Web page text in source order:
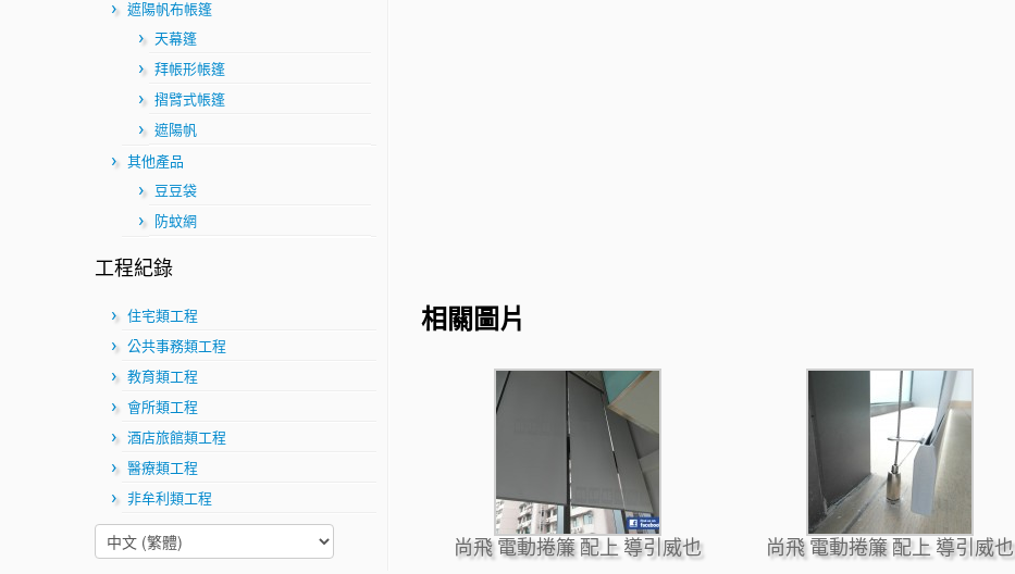
遮陽帆布帳篷
天幕篷
拜帳形帳篷
摺臂式帳篷
遮陽帆
其他產品
豆豆袋
防蚊網
工程紀錄
住宅類工程
公共事務類工程
教育類工程
會所類工程
酒店旅館類工程
醫療類工程
非牟利類工程
相關圖片
尚飛 電動捲簾 配上 導引威也 尚飛 電動捲簾 配上 導引威也